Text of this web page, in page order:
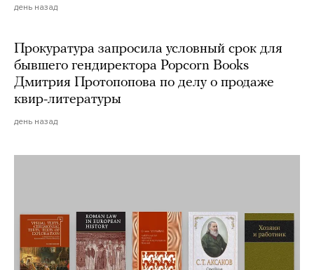
день назад
Прокуратура запросила условный срок для
бывшего гендиректора Popcorn Books
Дмитрия Протопопова по делу о продаже
квир-литературы
день назад